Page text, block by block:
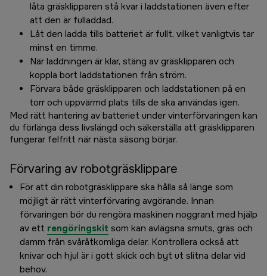
låta gräsklipparen stå kvar i laddstationen även efter
att den är fulladdad.
Låt den ladda tills batteriet är fullt, vilket vanligtvis tar
minst en timme.
När laddningen är klar, stäng av gräsklipparen och
koppla bort laddstationen från ström.
Förvara både gräsklipparen och laddstationen på en
torr och uppvärmd plats tills de ska användas igen.
Med rätt hantering av batteriet under vinterförvaringen kan
du förlänga dess livslängd och säkerställa att gräsklipparen
fungerar felfritt när nästa säsong börjar.
Förvaring av robotgräsklippare
För att din robotgräsklippare ska hålla så länge som
möjligt är rätt vinterförvaring avgörande. Innan
förvaringen bör du rengöra maskinen noggrant med hjälp
av ett rengöringskit som kan avlägsna smuts, gräs och
damm från svåråtkomliga delar. Kontrollera också att
knivar och hjul är i gott skick och byt ut slitna delar vid
behov.